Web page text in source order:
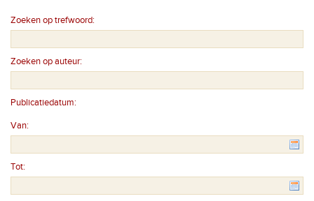
Zoeken op trefwoord:
Zoeken op auteur:
Publicatiedatum:
Van:
Tot: